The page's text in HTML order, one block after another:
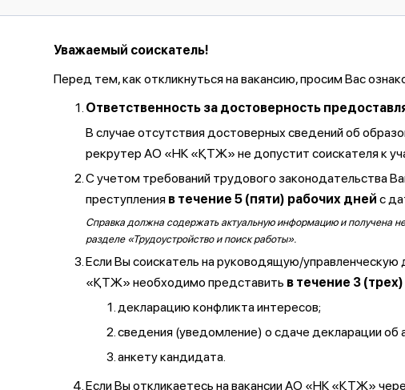
Уважаемый соискатель!
Перед тем, как откликнуться на вакансию, просим Вас
Ответственность за достоверность
В случае отсутствия достоверных сведений об
рекрутер АО «НК «ҚТЖ» не допустит соискателя к
С учетом требований трудового законодательства
преступления в течение 5 (пяти) рабочих дней с
Справка должна содержать актуальную информацию и получена
разделе «Трудоустройство и поиск работы».
Если Вы соискатель на руководящую/
«ҚТЖ» необходимо представить в течение 3
декларацию конфликта интересов;
сведения (уведомление) о сдаче декларации об
анкету кандидата.
Если Вы откликаетесь на вакансии АО «НК «ҚТЖ»